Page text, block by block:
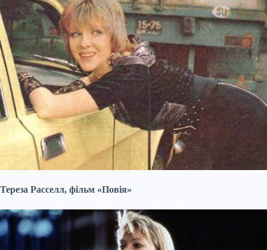
Тереза Расселл, фільм «Повія»